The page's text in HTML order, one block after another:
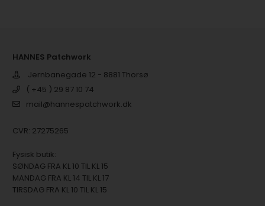
HANNES Patchwork
Jernbanegade 12 - 8881 Thorsø
( +45 ) 29 87 10 74
mail@hannespatchwork.dk
CVR: 27275265
Fysisk butik:
SØNDAG FRA KL 10 TIL KL 15
MANDAG FRA KL 14 TIL KL 17
TIRSDAG FRA KL 10 TIL KL 15